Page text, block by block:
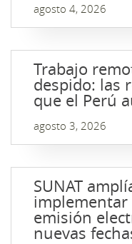
agosto 4, 2026
Trabajo
despido: las
que el Perú
agosto 3, 2026
SUNAT
implementar
emisión
nuevas